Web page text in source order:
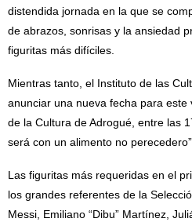
distendida jornada en la que se
de abrazos, sonrisas y la ansiedad
figuritas más difíciles.
Mientras tanto, el Instituto de las
anunciar una nueva fecha para este
de la Cultura de Adrogué, entre las
será con un alimento no
Las figuritas más requeridas en el
los grandes referentes de la
Messi, Emiliano “Dibu” Martínez,